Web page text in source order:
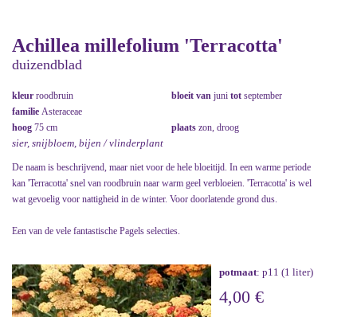
Achillea millefolium 'Terracotta'
duizendblad
kleur roodbruin bloeit van juni tot september
familie Asteraceae
hoog 75 cm plaats zon, droog
sier, snijbloem, bijen / vlinderplant
De naam is beschrijvend, maar niet voor de hele bloeitijd. In een warme periode
kan 'Terracotta' snel van roodbruin naar warm geel verbloeien. 'Terracotta' is wel
wat gevoelig voor nattigheid in de winter. Voor doorlatende grond dus.
Een van de vele fantastische Pagels selecties.
potmaat: p11 (1 liter)
4,00 €